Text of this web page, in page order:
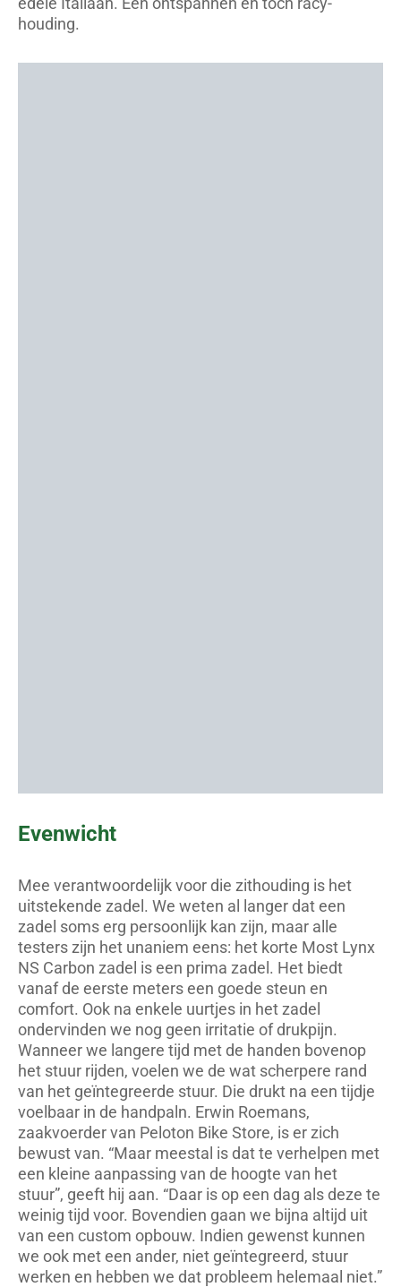
houding.
Evenwicht
Mee verantwoordelijk voor die zithouding is het
uitstekende zadel. We weten al langer dat een
zadel soms erg persoonlijk kan zijn, maar alle
testers zijn het unaniem eens: het korte Most Lynx
NS Carbon zadel is een prima zadel. Het biedt
vanaf de eerste meters een goede steun en
comfort. Ook na enkele uurtjes in het zadel
ondervinden we nog geen irritatie of drukpijn.
Wanneer we langere tijd met de handen bovenop
het stuur rijden, voelen we de wat scherpere rand
van het geïntegreerde stuur. Die drukt na een tijdje
voelbaar in de handpaln. Erwin Roemans,
zaakvoerder van Peloton Bike Store, is er zich
bewust van. “Maar meestal is dat te verhelpen met
een kleine aanpassing van de hoogte van het
stuur”, geeft hij aan. “Daar is op een dag als deze te
weinig tijd voor. Bovendien gaan we bijna altijd uit
van een custom opbouw. Indien gewenst kunnen
we ook met een ander, niet geïntegreerd, stuur
werken en hebben we dat probleem helemaal niet.”